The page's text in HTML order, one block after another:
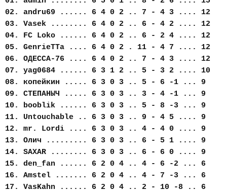
02. andru69 ...... 6 4 0 2 .. 7 - 4 3 .... 12
03. Vasek ........ 6 4 0 2 .. 6 - 4 2 .... 12
04. FC Loko ...... 6 4 0 2 .. 6 - 2 4 .... 12
05. GenrieTTa .... 6 4 0 2 . 11 - 4 7 .... 12
06. ОДЕССА-76 .... 6 4 0 2 .. 7 - 4 3 .... 12
07. yag0684 ...... 6 3 1 2 .. 5 - 3 2 .... 10
08. копейкин ..... 6 3 0 3 .. 5 - 6 -1 ... 9
09. СТЕПАНЫЧ ..... 6 3 0 3 .. 3 - 4 -1 ... 9
10. booblik ...... 6 3 0 3 .. 5 - 8 -3 ... 9
11. Untouchable .. 6 3 0 3 .. 9 - 4 5 .... 9
12. mr. Lordi .... 6 3 0 3 .. 4 - 4 0 .... 9
13. Олич ......... 6 3 0 3 .. 6 - 5 1 .... 9
14. SAXAR ........ 6 3 0 3 .. 6 - 6 0 .... 9
15. den_fan ...... 6 2 0 4 .. 4 - 6 -2 ... 6
16. Amstel ....... 6 2 0 4 .. 4 - 7 -3 ... 6
17. VasKahn ...... 6 2 0 4 .. 2 - 10 -8 .. 6